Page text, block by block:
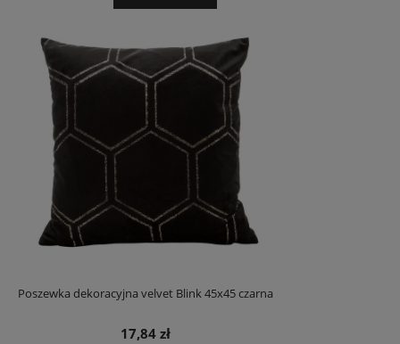
Poszewka dekoracyjna velvet Blink 45x45 czarna
17,84 zł